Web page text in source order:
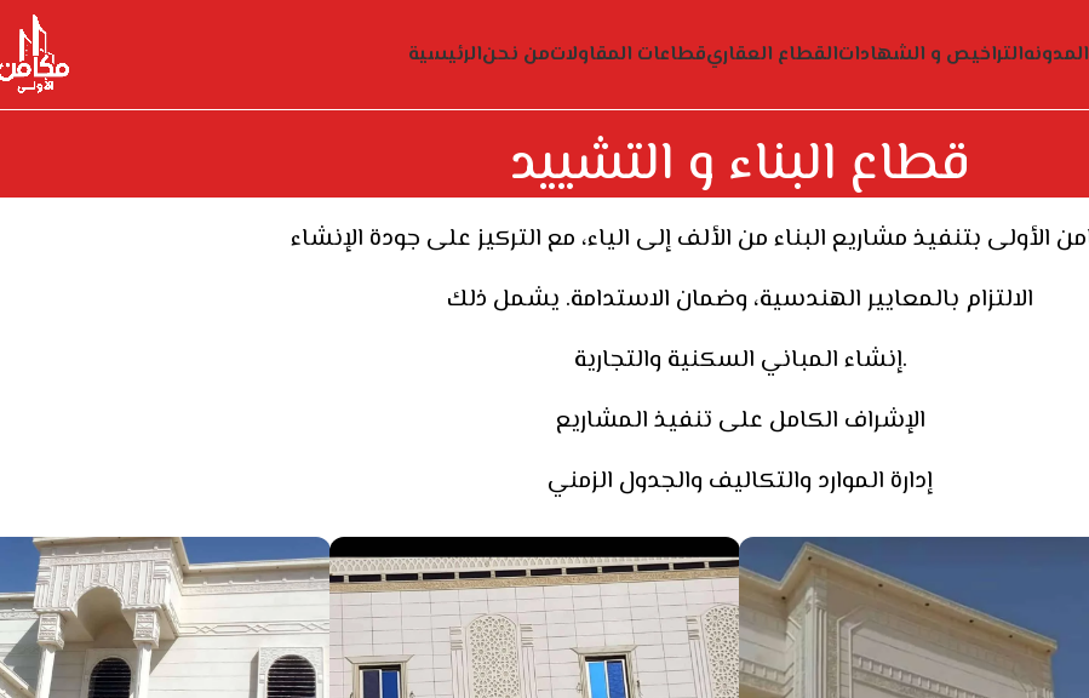
الرئيسيةمن نحنقطاعات المقاولاتالقطاع العقاريالتراخيص و الشهاداتالمدونه
قطاع البناء و التشييد
الالتزام بالمعايير الهندسية، وضمان الاستدامة. يشمل ذلك
إنشاء المباني السكنية والتجارية.
الإشراف الكامل على تنفيذ المشاريع
إدارة الموارد والتكاليف والجدول الزمني